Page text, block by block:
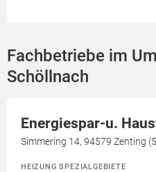
Fachbetriebe im
Schöllnach
Energiespar-u.
Simmering 14, 94579 Zenting
HEIZUNG SPEZIALGEBIETE